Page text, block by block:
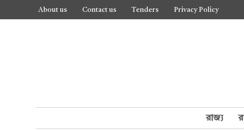
About us Contact us Tenders Privacy Policy
রাজ্য